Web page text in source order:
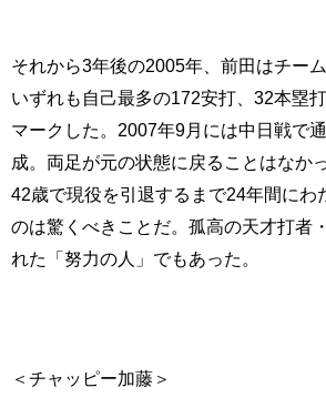
それから3年後の2005年、前田はチー
いずれも自己最多の172安打、32本塁
マークした。2007年9月には中日戦で
成。両足が元の状態に戻ることはなか
42歳で現役を引退するまで24年間にわ
のは驚くべきことだ。孤高の天才打者
れた「努力の人」でもあった。
＜チャッピー加藤＞